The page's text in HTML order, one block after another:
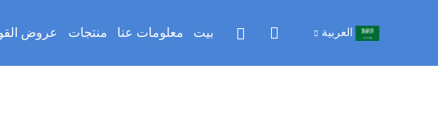
بيت معلومات عنا منتجات عروض العربية